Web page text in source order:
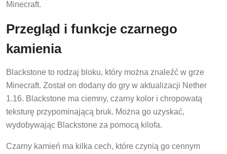
Minecraft.
Przegląd i funkcje czarnego
kamienia
Blackstone to rodzaj bloku, który można znaleźć w grze
Minecraft. Został on dodany do gry w aktualizacji Nether
1.16. Blackstone ma ciemny, czarny kolor i chropowatą
teksturę przypominającą bruk. Można go uzyskać,
wydobywając Blackstone za pomocą kilofa.
Czarny kamień ma kilka cech, które czynią go cennym